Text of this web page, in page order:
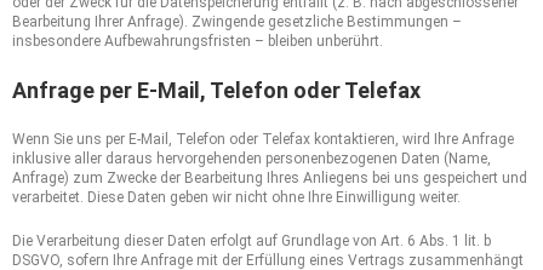
Bearbeitung Ihrer Anfrage). Zwingende gesetzliche Bestimmungen –
insbesondere Aufbewahrungsfristen – bleiben unberührt.
Anfrage per E-Mail, Telefon oder Telefax
Wenn Sie uns per E-Mail, Telefon oder Telefax kontaktieren, wird Ihre Anfrage
inklusive aller daraus hervorgehenden personenbezogenen Daten (Name,
Anfrage) zum Zwecke der Bearbeitung Ihres Anliegens bei uns gespeichert und
verarbeitet. Diese Daten geben wir nicht ohne Ihre Einwilligung weiter.
Die Verarbeitung dieser Daten erfolgt auf Grundlage von Art. 6 Abs. 1 lit. b
DSGVO, sofern Ihre Anfrage mit der Erfüllung eines Vertrags zusammenhängt